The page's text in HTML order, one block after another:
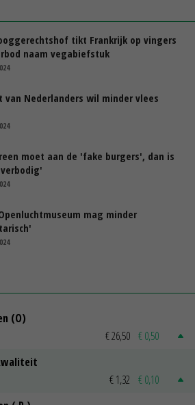
tikt Frankrijk op vingers
naam vegabiefstuk
van Nederlanders wil minder vlees
moet aan de 'fake burgers', dan is
mag minder
(O)
€ 26,50 € 0,50
€ 1,32 € 0,10